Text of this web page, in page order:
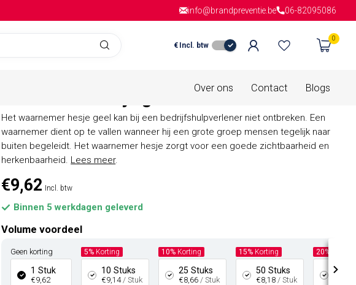
Gratis verzendingvanaf € 150,- in
info@brandpreventie.be 06-82095086
€ Incl. btw
0
Over ons Contact Blogs
Het waarnemer hesje geel kan bij een bedrijfshulpverlener niet ontbreken. Een
waarnemer dient op te vallen wanneer hij een grote groep mensen tegelijk naar
buiten begeleidt. Het waarnemer hesje zorgt voor een goede zichtbaarheid en
herkenbaarheid. Lees meer.
€9,62 Incl. btw
Binnen 5 werkdagen geleverd
Volume voordeel
Geen korting
1 Stuk
€9,62
5% Korting
10 Stuks
€9,14 / Stuk
10% Korting
25 Stuks
€8,66 / Stuk
15% Korting
50 Stuks
€8,18 / Stuk
20%
100